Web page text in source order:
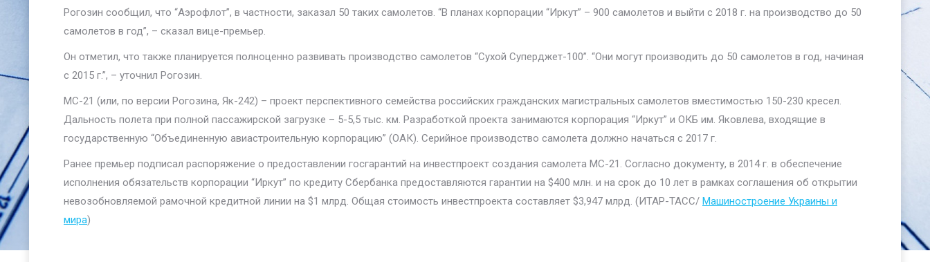
Рогозин сообщил, что “Аэрофлот”, в частности, заказал 50 таких самолетов. “В планах корпорации “Иркут” – 900 самолетов и выйти с 2018 г. на производство до 50
самолетов в год”, – сказал вице-премьер.
Он отметил, что также планируется полноценно развивать производство самолетов “Сухой Суперджет-100”. “Они могут производить до 50 самолетов в год, начиная
с 2015 г.”, – уточнил Рогозин.
МС-21 (или, по версии Рогозина, Як-242) – проект перспективного семейства российских гражданских магистральных самолетов вместимостью 150-230 кресел.
Дальность полета при полной пассажирской загрузке – 5-5,5 тыс. км. Разработкой проекта занимаются корпорация “Иркут” и ОКБ им. Яковлева, входящие в
государственную “Объединенную авиастроительную корпорацию” (ОАК). Серийное производство самолета должно начаться с 2017 г.
Ранее премьер подписал распоряжение о предоставлении госгарантий на инвестпроект создания самолета МС-21. Согласно документу, в 2014 г. в обеспечение
исполнения обязательств корпорации “Иркут” по кредиту Сбербанка предоставляются гарантии на $400 млн. и на срок до 10 лет в рамках соглашения об открытии
невозобновляемой рамочной кредитной линии на $1 млрд. Общая стоимость инвестпроекта составляет $3,947 млрд. (ИТАР-ТАСС/ Машиностроение Украины и
мира)